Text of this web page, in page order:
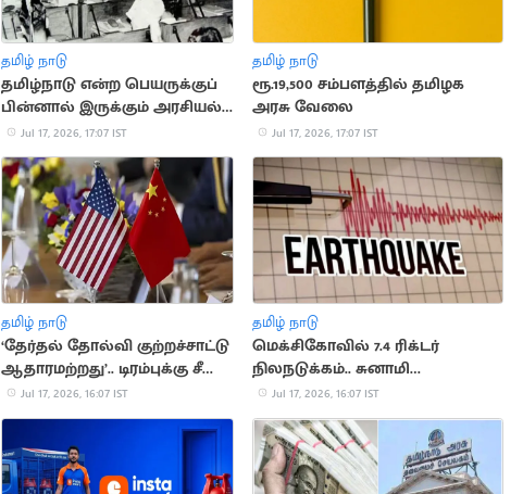
தமிழ் நாடு
தமிழ்நாடு என்ற பெயருக்குப்
பின்னால் இருக்கும் அரசியல்
வரலாறு
Jul 17, 2026, 17:07 IST
தமிழ் நாடு
ரூ.19,500 சம்பளத்தில் தமிழக
அரசு வேலை
Jul 17, 2026, 17:07 IST
தமிழ் நாடு
‘தேர்தல் தோல்வி குற்றச்சாட்டு
ஆதாரமற்றது’.. டிரம்புக்கு சீனா
பதிலடி
Jul 17, 2026, 16:07 IST
தமிழ் நாடு
மெக்சிகோவில் 7.4 ரிக்டர்
நிலநடுக்கம்.. சுனாமி
எச்சரிக்கையால் மக்கள் பீதி
Jul 17, 2026, 16:07 IST